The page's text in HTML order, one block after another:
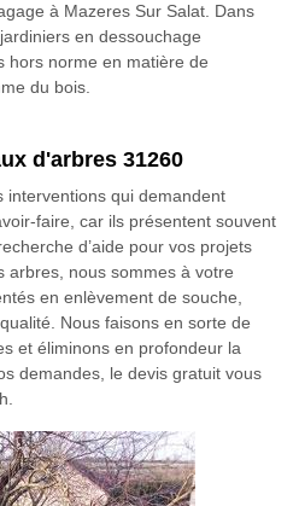
à Mazeres Sur Salat. Dans
en dessouchage
hors norme en matière de
du bois.
d'arbres 31260
interventions qui demandent
faire, car ils présentent souvent
d’aide pour vos projets
arbres, nous sommes à votre
en enlèvement de souche,
Nous faisons en sorte de
et éliminons en profondeur la
demandes, le devis gratuit vous